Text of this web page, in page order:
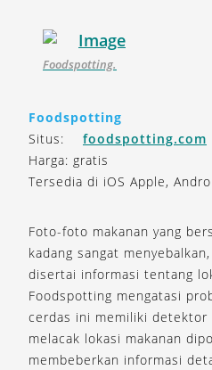
Foodspotting.
Foodspotting
Situs:
foodspotting.com
Harga: gratis
Tersedia di iOS Apple,
Foto-foto makanan yang
kadang sangat
disertai informasi tentang
Foodspotting mengatasi
cerdas ini memiliki detektor
melacak lokasi makanan
membeberkan informasi